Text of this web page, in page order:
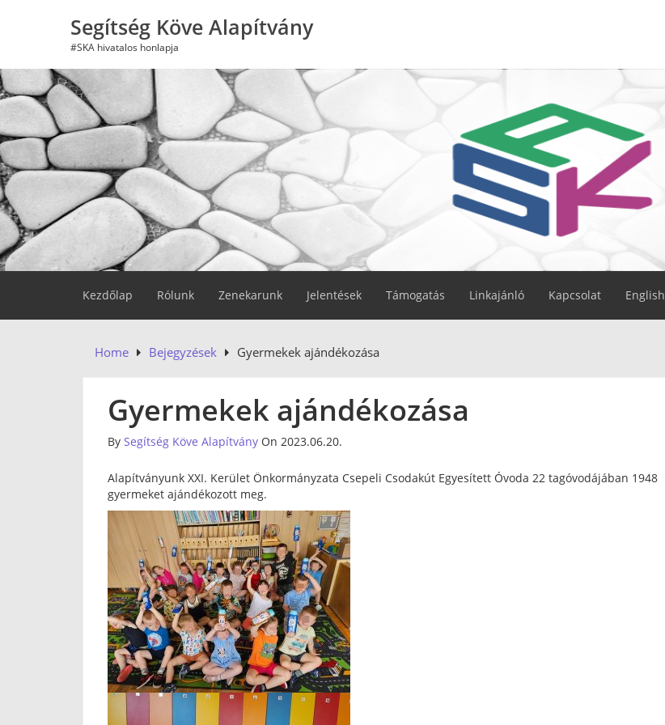
Segítség Köve Alapítvány
#SKA hivatalos honlapja
Kezdőlap Rólunk Zenekarunk Jelentések Támogatás Linkajánló Kapcsolat English
Home Bejegyzések Gyermekek ajándékozása
Gyermekek ajándékozása
By Segítség Köve Alapítvány On 2023.06.20.
Alapítványunk XXI. Kerület Önkormányzata Csepeli Csodakút Egyesített Óvoda 22 tagóvodájában 1948
gyermeket ajándékozott meg.